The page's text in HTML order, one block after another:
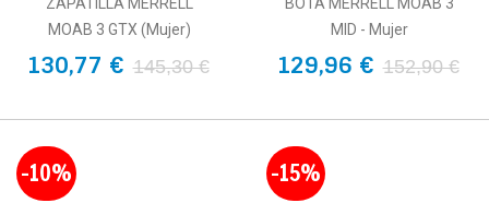
MOAB 3 GTX (Mujer)
130,77 € 145,30 €
MID - Mujer
129,96 € 152,90 €
-10% -15%